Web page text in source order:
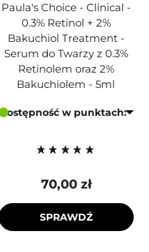
Paula's Choice - Clinical -
0.3% Retinol + 2%
Bakuchiol Treatment -
Serum do Twarzy z 0.3%
Retinolem oraz 2%
Bakuchiolem - 5ml
w punktach:
70,00 zł
SPRAWDŹ